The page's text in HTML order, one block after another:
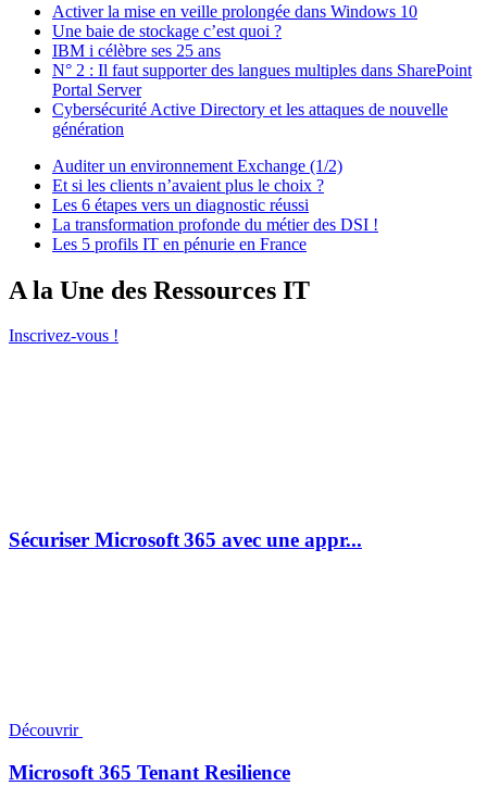
Activer la mise en veille prolongée dans Windows 10
Une baie de stockage c’est quoi ?
IBM i célèbre ses 25 ans
N° 2 : Il faut supporter des langues multiples dans SharePoint
Portal Server
Cybersécurité Active Directory et les attaques de nouvelle
génération
Auditer un environnement Exchange (1/2)
Et si les clients n’avaient plus le choix ?
Les 6 étapes vers un diagnostic réussi
La transformation profonde du métier des DSI !
Les 5 profils IT en pénurie en France
A la Une des Ressources IT
Inscrivez-vous !
Sécuriser Microsoft 365 avec une appr...
Découvrir
Microsoft 365 Tenant Resilience